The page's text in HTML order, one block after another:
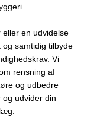
en udvidelse
samtidig tilbyde
Vi
rensning af
og udbedre
udvider din